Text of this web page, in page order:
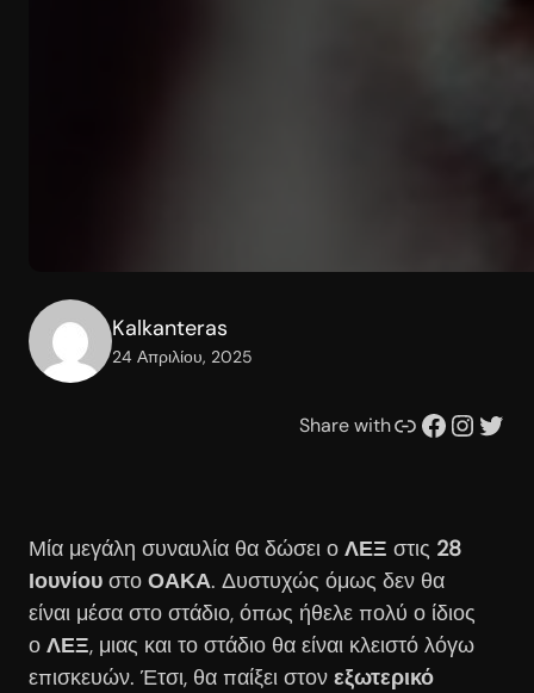
Kalkanteras
24 Απριλίου, 2025
Share withΣυνδέσμου Facebook Instagram Twitter
Μία μεγάλη συναυλία θα δώσει ο ΛΕΞ στις 28
Ιουνίου στο ΟΑΚΑ. Δυστυχώς όμως δεν θα
είναι μέσα στο στάδιο, όπως ήθελε πολύ ο ίδιος
ο ΛΕΞ, μιας και το στάδιο θα είναι κλειστό λόγω
επισκευών. Έτσι, θα παίξει στον εξωτερικό